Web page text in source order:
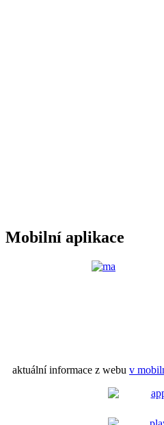
Mobilní aplikace
aktuální informace z webu v